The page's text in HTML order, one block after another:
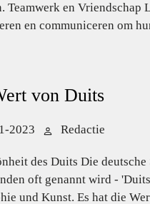
Teamwerk en Vriendschap
en communiceren om
von Duits
2023 Redactie
des Duits Die
oft genannt wird -
und Kunst. Es hat die